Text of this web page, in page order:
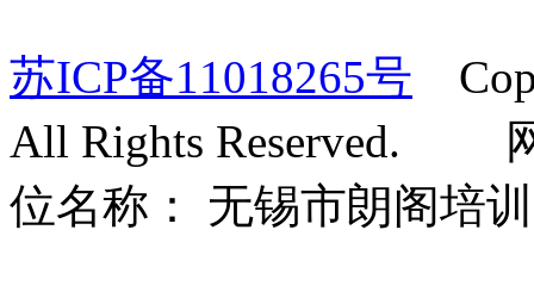
苏ICP备11018265号
All Rights Reserved.
位名称： 无锡市朗阁培